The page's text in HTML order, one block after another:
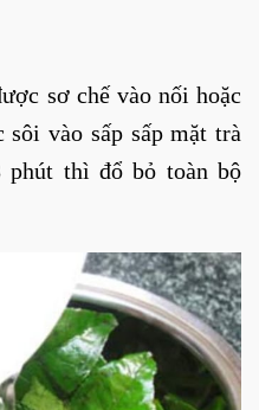
sơ chế vào nối hoặc
vào sấp sấp mặt trà
thì đổ bỏ toàn bộ